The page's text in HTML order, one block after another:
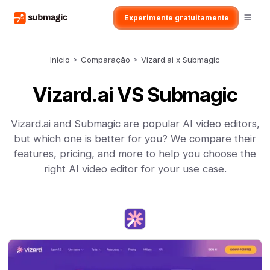
Experimente gratuitamente
Início > Comparação > Vizard.ai x Submagic
Vizard.ai VS Submagic
Vizard.ai and Submagic are popular AI video editors,
but which one is better for you? We compare their
features, pricing, and more to help you choose the
right AI video editor for your use case.